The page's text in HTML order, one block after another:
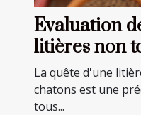
Évaluation
litières non
jeunes
La quête d'une
chatons est une
tous...